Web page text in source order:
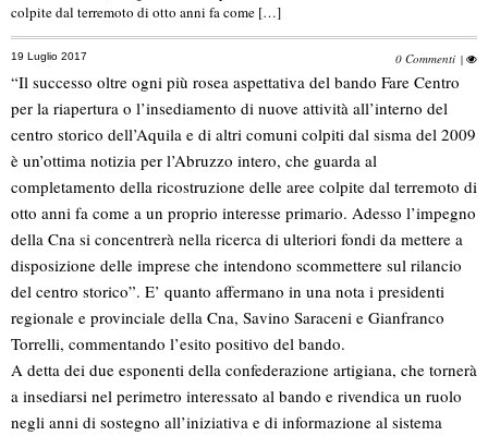
colpite dal terremoto di otto anni fa come […]
19 Luglio 2017 0 Commenti |
“Il successo oltre ogni più rosea aspettativa del bando Fare Centro
per la riapertura o l’insediamento di nuove attività all’interno del
centro storico dell’Aquila e di altri comuni colpiti dal sisma del 2009
è un’ottima notizia per l’Abruzzo intero, che guarda al
completamento della ricostruzione delle aree colpite dal terremoto di
otto anni fa come a un proprio interesse primario. Adesso l’impegno
della Cna si concentrerà nella ricerca di ulteriori fondi da mettere a
disposizione delle imprese che intendono scommettere sul rilancio
del centro storico”. E’ quanto affermano in una nota i presidenti
regionale e provinciale della Cna, Savino Saraceni e Gianfranco
Torrelli, commentando l’esito positivo del bando.
A detta dei due esponenti della confederazione artigiana, che tornerà
a insediarsi nel perimetro interessato al bando e rivendica un ruolo
negli anni di sostegno all’iniziativa e di informazione al sistema